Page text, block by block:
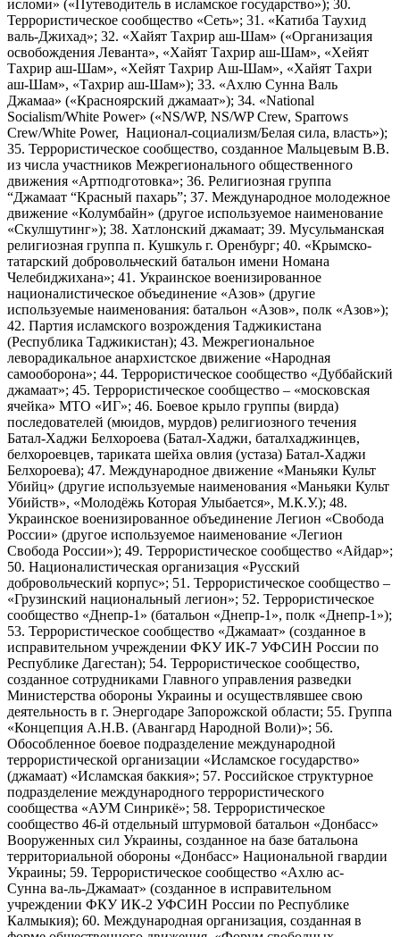
исломи» («Путеводитель в исламское государство»); 30.
Террористическое сообщество «Сеть»; 31. «Катиба Таухид
валь-Джихад»; 32. «Хайят Тахрир аш-Шам» («Организация
освобождения Леванта», «Хайят Тахрир аш-Шам», «Хейят
Тахрир аш-Шам», «Хейят Тахрир Аш-Шам», «Хайят Тахри
аш-Шам», «Тахрир аш-Шам»); 33. «Ахлю Сунна Валь
Джамаа» («Красноярский джамаат»); 34. «National
Socialism/White Power» («NS/WP, NS/WP Crew, Sparrows
Crew/White Power, Национал-социализм/Белая сила, власть»);
35. Террористическое сообщество, созданное Мальцевым В.В.
из числа участников Межрегионального общественного
движения «Артподготовка»; 36. Религиозная группа
“Джамаат “Красный пахарь”; 37. Международное молодежное
движение «Колумбайн» (другое используемое наименование
«Скулшутинг»); 38. Хатлонский джамаат; 39. Мусульманская
религиозная группа п. Кушкуль г. Оренбург; 40. «Крымско-
татарский добровольческий батальон имени Номана
Челебиджихана»; 41. Украинское военизированное
националистическое объединение «Азов» (другие
используемые наименования: батальон «Азов», полк «Азов»);
42. Партия исламского возрождения Таджикистана
(Республика Таджикистан); 43. Межрегиональное
леворадикальное анархистское движение «Народная
самооборона»; 44. Террористическое сообщество «Дуббайский
джамаат»; 45. Террористическое сообщество – «московская
ячейка» МТО «ИГ»; 46. Боевое крыло группы (вирда)
последователей (мюидов, мурдов) религиозного течения
Батал-Хаджи Белхороева (Батал-Хаджи, баталхаджинцев,
белхороевцев, тариката шейха овлия (устаза) Батал-Хаджи
Белхороева); 47. Международное движение «Маньяки Культ
Убийц» (другие используемые наименования «Маньяки Культ
Убийств», «Молодёжь Которая Улыбается», М.К.У.); 48.
Украинское военизированное объединение Легион «Свобода
России» (другое используемое наименование «Легион
Свобода России»); 49. Террористическое сообщество «Айдар»;
50. Националистическая организация «Русский
добровольческий корпус»; 51. Террористическое сообщество –
«Грузинский национальный легион»; 52. Террористическое
сообщество «Днепр-1» (батальон «Днепр-1», полк «Днепр-1»);
53. Террористическое сообщество «Джамаат» (созданное в
исправительном учреждении ФКУ ИК-7 УФСИН России по
Республике Дагестан); 54. Террористическое сообщество,
созданное сотрудниками Главного управления разведки
Министерства обороны Украины и осуществлявшее свою
деятельность в г. Энергодаре Запорожской области; 55. Группа
«Концепция А.Н.В. (Авангард Народной Воли)»; 56.
Обособленное боевое подразделение международной
террористической организации «Исламское государство»
(джамаат) «Исламская баккия»; 57. Российское структурное
подразделение международного террористического
сообщества «АУМ Синрикё»; 58. Террористическое
сообщество 46-й отдельный штурмовой батальон «Донбасс»
Вооруженных сил Украины, созданное на базе батальона
территориальной обороны «Донбасс» Национальной гвардии
Украины; 59. Террористическое сообщество «Ахлю ас-
Сунна ва-ль-Джамаат» (созданное в исправительном
учреждении ФКУ ИК-2 УФСИН России по Республике
Калмыкия); 60. Международная организация, созданная в